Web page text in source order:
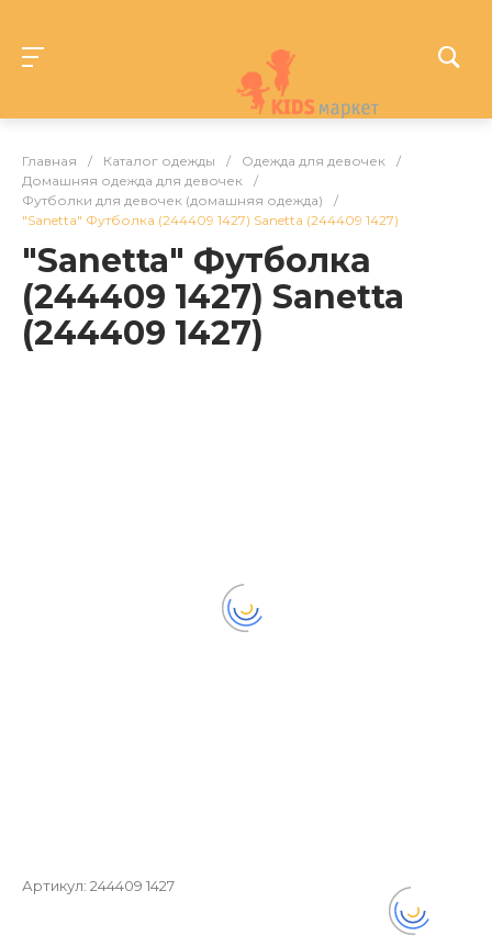
Главная / Каталог одежды / Одежда для девочек
/
Домашняя одежда для девочек
/
Футболки для девочек (домашняя одежда)
/
"Sanetta" Футболка (244409 1427) Sanetta (244409 1427)
"Sanetta" Футболка
(244409 1427) Sanetta
(244409 1427)
Артикул: 244409 1427